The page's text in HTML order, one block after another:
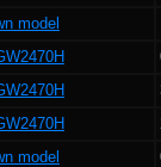
model
model